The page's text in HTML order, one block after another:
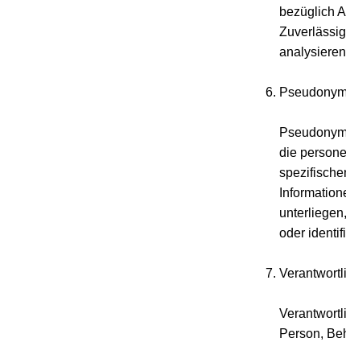
bezüglich
die
oder
Person,